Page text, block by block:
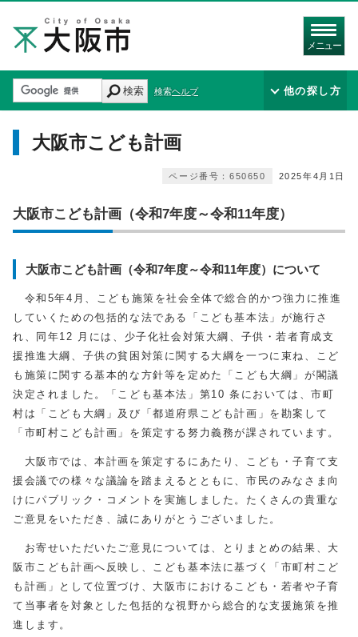
メニュー
検索 検索ヘルプ 他の探し方
大阪市こども計画
2025年4月1日
ページ番号：650650
大阪市こども計画（令和7年度～令和11年度）
大阪市こども計画（令和7年度～令和11年度）について
令和5年4月、こども施策を社会全体で総合的かつ強力に推進
していくための包括的な法である「こども基本法」が施行さ
れ、同年12 月には、少子化社会対策大綱、子供・若者育成支
援推進大綱、子供の貧困対策に関する大綱を一つに束ね、こど
も施策に関する基本的な方針等を定めた「こども大綱」が閣議
決定されました。「こども基本法」第10 条においては、市町
村は「こども大綱」及び「都道府県こども計画」を勘案して
「市町村こども計画」を策定する努力義務が課されています。
大阪市では、本計画を策定するにあたり、こども・子育て支
援会議での様々な議論を踏まえるとともに、市民のみなさま向
けにパブリック・コメントを実施しました。たくさんの貴重な
ご意見をいただき、誠にありがとうございました。
お寄せいただいたご意見については、とりまとめの結果、大
阪市こども計画へ反映し、こども基本法に基づく「市町村こど
も計画」として位置づけ、大阪市におけるこども・若者や子育
て当事者を対象とした包括的な視野から総合的な支援施策を推
進します。